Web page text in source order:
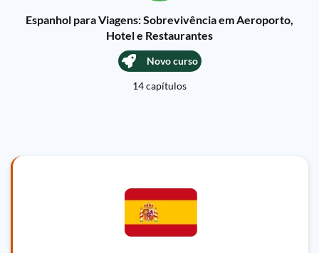
Espanhol para Viagens: Sobrevivência em Aeroporto,
Hotel e Restaurantes
Novo curso
14 capítulos